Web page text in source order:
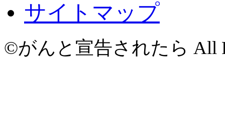
サイトマップ
©がんと宣告されたら All